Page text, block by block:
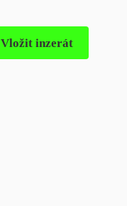
Vložit inzerát